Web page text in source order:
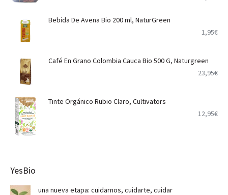
Bebida De Avena Bio 200 ml, NaturGreen
1,95€
Café En Grano Colombia Cauca Bio 500 G, Naturgreen
23,95€
Tinte Orgánico Rubio Claro, Cultivators
12,95€
YesBio
una nueva etapa: cuidarnos, cuidarte, cuidar